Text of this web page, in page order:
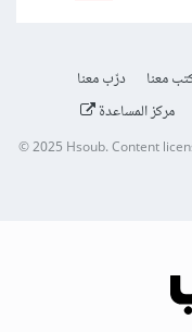
معنا
درّب معنا
مركز المساعدة
© 2025Hsoub.Content